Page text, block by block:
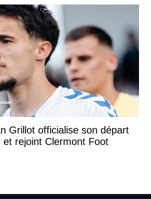
Grillot officialise son départ
et rejoint Clermont Foot